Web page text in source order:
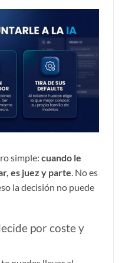
simple: cuando le
es juez y parte . No es
la decisión no puede
por coste y